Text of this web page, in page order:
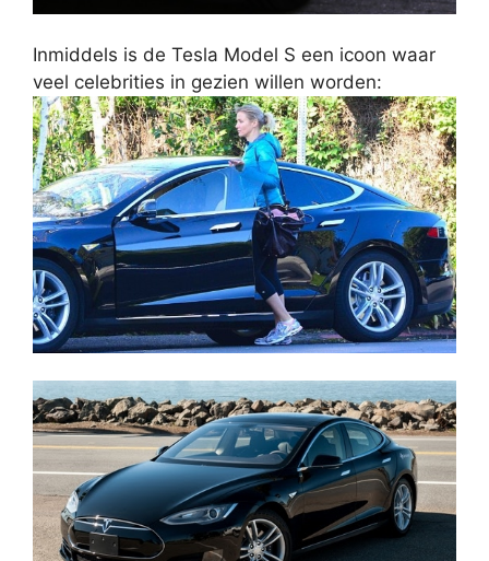
Inmiddels is de Tesla Model S een icoon waar
veel celebrities in gezien willen worden: